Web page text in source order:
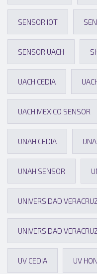
SENSOR IOT
SENSOR UACH
UACH CEDIA
UACH MEXICO SENSOR
UNAH CEDIA
UNAH SENSOR
UNIVERSIDAD
UNIVERSIDAD
UV CEDIA UV